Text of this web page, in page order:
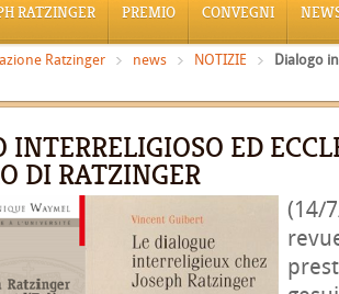
RATZINGER PREMIO CONVEGNI
Ratzinger news NOTIZIE
Dialogo
INTERRELIGIOSO ED
DI RATZINGER
(14/